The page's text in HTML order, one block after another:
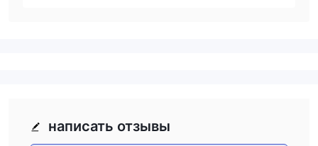
написать отзывы